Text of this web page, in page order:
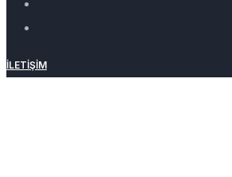
İLETIŞIM